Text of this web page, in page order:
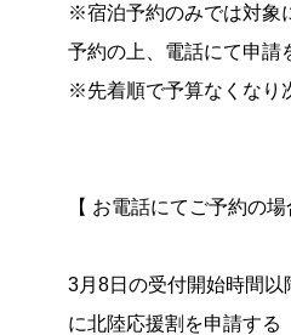
※宿泊予約のみでは対象
予約の上、電話にて申請
※先着順で予算なくなり
【 お電話にてご予約の場
3月8日の受付開始時間
に北陸応援割を申請する